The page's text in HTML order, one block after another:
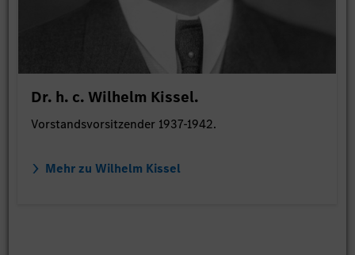
Dr. h. c. Wilhelm Kissel.
Vorstandsvorsitzender 1937-1942.
Mehr zu Wilhelm Kissel